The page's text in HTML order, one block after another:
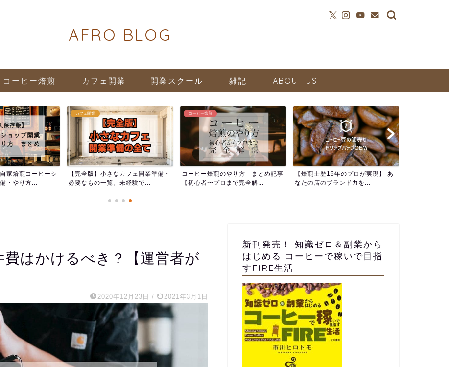
AFRO BLOG
コーヒー焙煎 カフェ開業 開業スクール 雑記 ABOUT US
家焙煎コーヒーシ
・やり方...
カフェ開業
【完全版】小さなカフェ開業準備・
必要なもの一覧。未経験で...
コーヒー焙煎
コーヒー焙煎のやり方 まとめ記事
【初心者〜プロまで完全解...
【焙煎士歴16年のプロが実現】 あ
なたの店のブランド力を...
はかけるべき？【運営者が
2020年12月23日 / 2021年3月1日
新刊発売！ 知識ゼロ＆副業から
はじめる コーヒーで稼いで目指
すFIRE生活